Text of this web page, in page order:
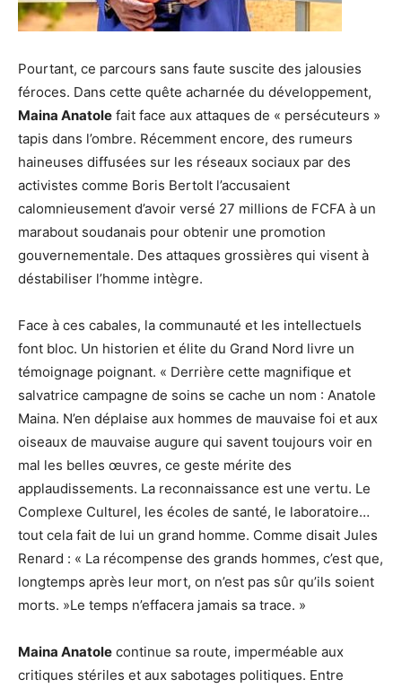
Pourtant, ce parcours sans faute suscite des jalousies
féroces. Dans cette quête acharnée du développement,
Maina Anatole fait face aux attaques de « persécuteurs »
tapis dans l’ombre. Récemment encore, des rumeurs
haineuses diffusées sur les réseaux sociaux par des
activistes comme Boris Bertolt l’accusaient
calomnieusement d’avoir versé 27 millions de FCFA à un
marabout soudanais pour obtenir une promotion
gouvernementale. Des attaques grossières qui visent à
déstabiliser l’homme intègre.
Face à ces cabales, la communauté et les intellectuels
font bloc. Un historien et élite du Grand Nord livre un
témoignage poignant. « Derrière cette magnifique et
salvatrice campagne de soins se cache un nom : Anatole
Maina. N’en déplaise aux hommes de mauvaise foi et aux
oiseaux de mauvaise augure qui savent toujours voir en
mal les belles œuvres, ce geste mérite des
applaudissements. La reconnaissance est une vertu. Le
Complexe Culturel, les écoles de santé, le laboratoire…
tout cela fait de lui un grand homme. Comme disait Jules
Renard : « La récompense des grands hommes, c’est que,
longtemps après leur mort, on n’est pas sûr qu’ils soient
morts. »Le temps n’effacera jamais sa trace. »
Maina Anatole continue sa route, imperméable aux
critiques stériles et aux sabotages politiques. Entre